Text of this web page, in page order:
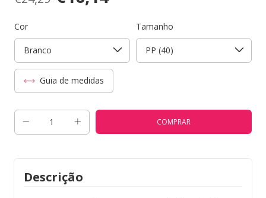
Cor Tamanho
Guia de medidas
Descrição